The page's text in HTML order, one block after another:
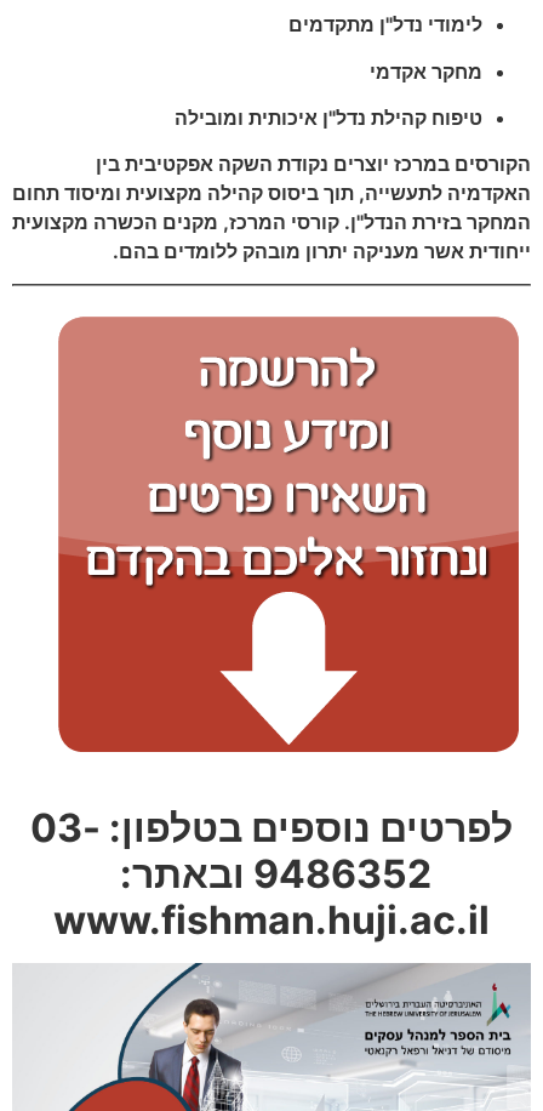
לימודי נדל"ן מתקדמים
מחקר אקדמי
טיפוח קהילת נדל"ן איכותית ומובילה
הקורסים במרכז יוצרים נקודת השקה אפקטיבית בין
האקדמיה לתעשייה, תוך ביסוס קהילה מקצועית ומיסוד תחום
המחקר בזירת הנדל"ן. קורסי המרכז, מקנים הכשרה מקצועית
ייחודית אשר מעניקה יתרון מובהק ללומדים בהם.
לפרטים נוספים בטלפון: 03-
9486352 ובאתר:
www.fishman.huji.ac.il